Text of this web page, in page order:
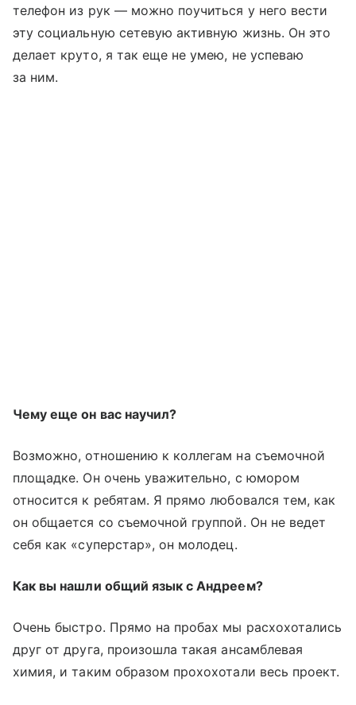
телефон из рук — можно поучиться у него вести
эту социальную сетевую активную жизнь. Он это
делает круто, я так еще не умею, не успеваю
за ним.
Чему еще он вас научил?
Возможно, отношению к коллегам на съемочной
площадке. Он очень уважительно, с юмором
относится к ребятам. Я прямо любовался тем, как
он общается со съемочной группой. Он не ведет
себя как «суперстар», он молодец.
Как вы нашли общий язык с Андреем?
Очень быстро. Прямо на пробах мы расхохотались
друг от друга, произошла такая ансамблевая
химия, и таким образом прохохотали весь проект.